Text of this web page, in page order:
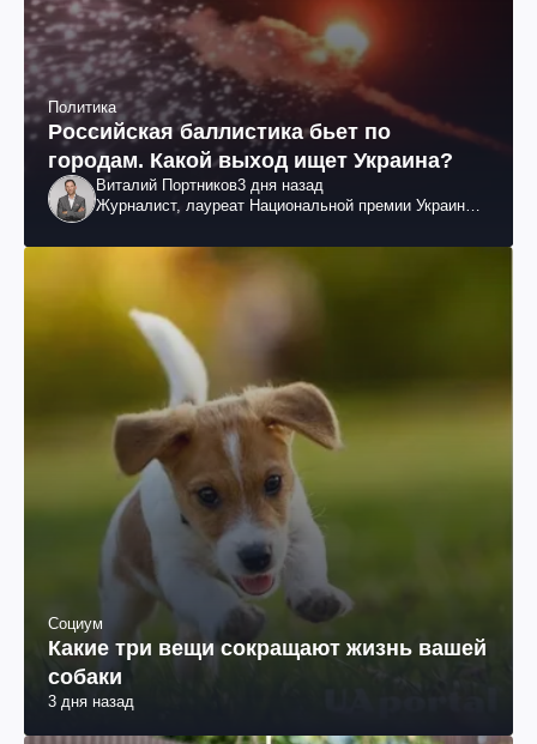
Политика
Российская баллистика бьет по
городам. Какой выход ищет Украина?
Виталий Портников3 дня назад
Журналист, лауреат Национальной премии Украины
Социум
Какие три вещи сокращают жизнь вашей
собаки
3 дня назад